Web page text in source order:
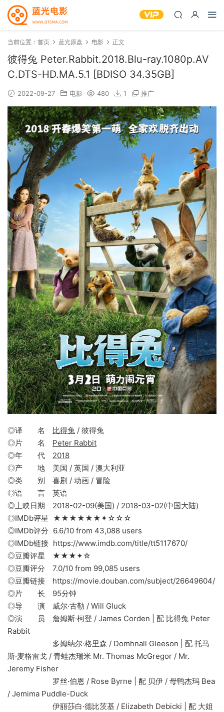
当前位置： 首页 蓝光原盘 电影 正文
彼得兔 Peter.Rabbit.2018.Blu-ray.1080p.AV
C.DTS-HD.MA.5.1 [BDISO 34.35GB]
2022-09-27 电影 480 1 推广
◎译 名 比得兔 / 彼得兔
◎片 名 Peter Rabbit
◎年 代 2018
◎产 地 美国 / 英国 / 澳大利亚
◎类 别 喜剧 / 动画 / 冒险
◎语 言 英语
◎上映日期 2018-02-09(美国) / 2018-03-02(中国大陆)
◎IMDb评星 ★★★★★★✦☆☆☆
◎IMDb评分 6.6/10 from 43,088 users
◎IMDb链接 https://www.imdb.com/title/tt5117670/
◎豆瓣评星 ★★★✦☆
◎豆瓣评分 7.0/10 from 99,085 users
◎豆瓣链接 https://movie.douban.com/subject/26649604/
◎片 长 95分钟
◎导 演 威尔·古勒 / Will Gluck
◎演 员 詹姆斯·柯登 / James Corden | 配 比得兔 Peter
Rabbit
多姆纳尔·格里森 / Domhnall Gleeson | 配 托马
斯·麦格雷戈 / 青蛙杰瑞米 Mr. Thomas McGregor / Mr.
Jeremy Fisher
罗丝·伯恩 / Rose Byrne | 配 贝伊 / 母鸭杰玛 Bea
/ Jemima Puddle-Duck
伊丽莎白·德比茨基 / Elizabeth Debicki | 配 大姐